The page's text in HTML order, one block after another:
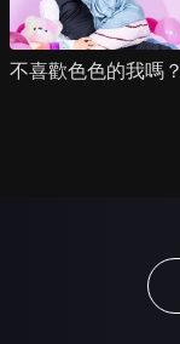
不喜歡色色的我嗎？